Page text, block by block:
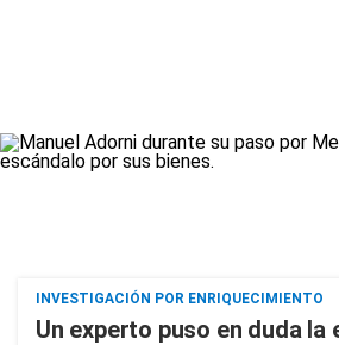
INVESTIGACIÓN POR ENRIQUECIMIENTO
Un experto puso en duda la